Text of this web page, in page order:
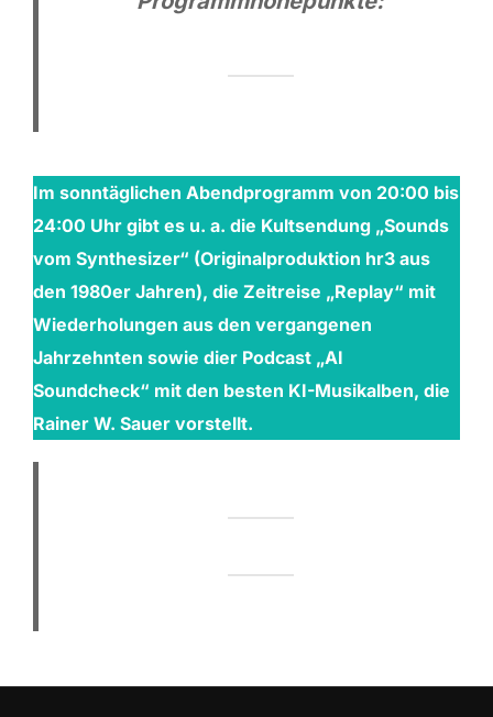
Im sonntäglichen Abendprogramm von 20:00 bis
24:00 Uhr gibt es u. a. die Kultsendung „Sounds
vom Synthesizer“ (Originalproduktion hr3 aus
den 1980er Jahren), die Zeitreise „Replay“ mit
Wiederholungen aus den vergangenen
Jahrzehnten sowie dier Podcast „AI
Soundcheck“ mit den besten KI-Musikalben, die
Rainer W. Sauer vorstellt.